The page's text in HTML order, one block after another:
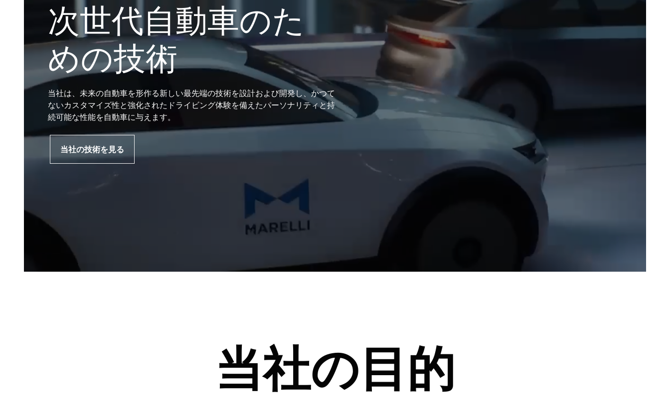
次世代自動車のた
めの技術
当社は、未来の自動車を形作る新しい最先端の技術を設計および開発し、かつて
ないカスタマイズ性と強化されたドライビング体験を備えたパーソナリティと持
続可能な性能を自動車に与えます。
当社の技術を見る
当社の目的